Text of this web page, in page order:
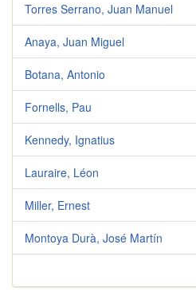
Torres Serrano, Juan Manuel
Anaya, Juan Miguel
Botana, Antonio
Fornells, Pau
Kennedy, Ignatius
Lauraire, Léon
Miller, Ernest
Montoya Durà, José Martín